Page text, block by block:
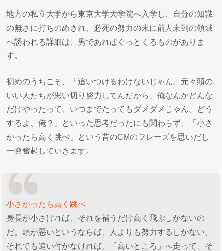
地方の私立大学から東京大学大学院へ入学し、自分の知識
の無さに打ちのめされ、必死の努力の末に前人未到の領域
へ誘われる詳細は、男であればぐっとくるものがありま
す。
初めのうちこそ、「追いつけるわけないじゃん。元々頭の
いい人たちが思い切り努力してんだから、俺なんかどんな
だけやったって、いつまでたってもダメダメじゃん。どう
するよ、俺？」といった思考だったにも関わらず、「小さ
かったら高く跳べ」という昔のCMのフレーズを思いだし
一発奮起していきます。
小さかったら高く跳べ
身長が小さければ、それを補うだけ高く飛ぶしかないの
だ。頭が悪いというならば、人よりも努力するしかない。
それでも追い付かなければ、「高いところ」へ走って、そ